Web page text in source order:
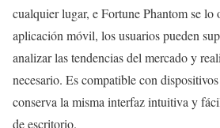
cualquier lugar, e Fortune Phantom se lo
aplicación móvil, los usuarios pueden
analizar las tendencias del mercado y
necesario. Es compatible con
conserva la misma interfaz intuitiva y
de escritorio.